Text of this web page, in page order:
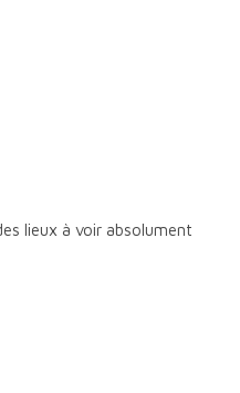
lieux à voir absolument